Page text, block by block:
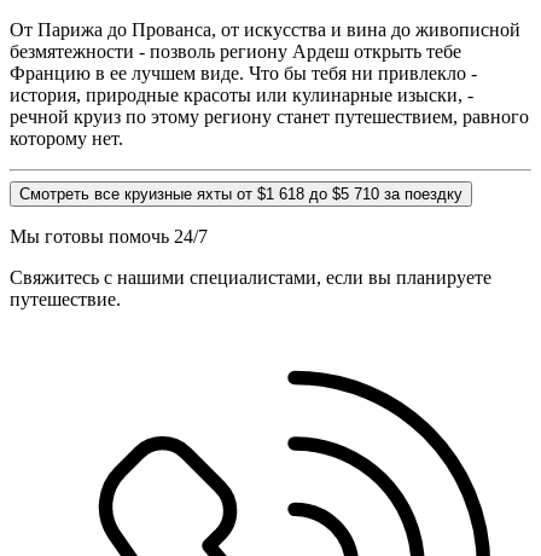
От Парижа до Прованса, от искусства и вина до живописной
безмятежности - позволь региону Ардеш открыть тебе
Францию в ее лучшем виде. Что бы тебя ни привлекло -
история, природные красоты или кулинарные изыски, -
речной круиз по этому региону станет путешествием, равного
которому нет.
Смотреть все круизные яхты от $1 618 до $5 710 за поездку
Мы готовы помочь 24/7
Свяжитесь с нашими специалистами, если вы планируете
путешествие.